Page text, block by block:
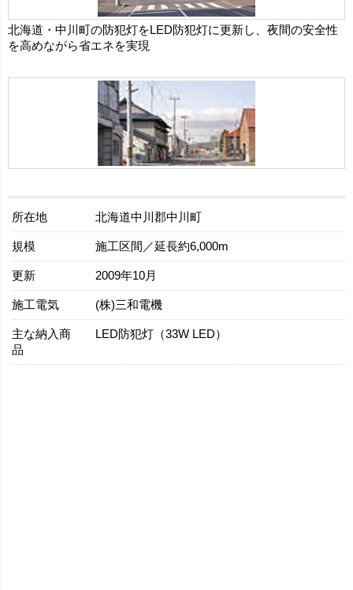
北海道・中川町の防犯灯をLED防犯灯に更新し、夜間の安全性
を高めながら省エネを実現
所在地 北海道中川郡中川町
規模 施工区間／延長約6,000m
更新 2009年10月
施工電気 (株)三和電機
主な納入商
品
LED防犯灯（33W LED）